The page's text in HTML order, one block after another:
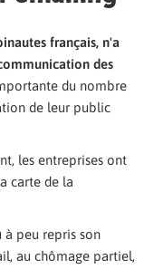
français, n'a
des
du nombre
de leur public
les entreprises ont
carte de la
à peu repris son
au chômage partiel,